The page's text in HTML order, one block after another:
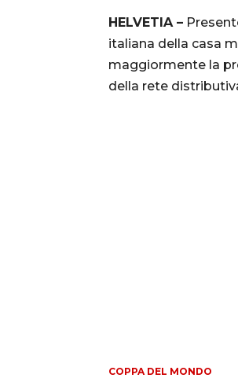
HELVETIA –
italiana della casa
maggiormente la
della rete
COPPA DEL MONDO